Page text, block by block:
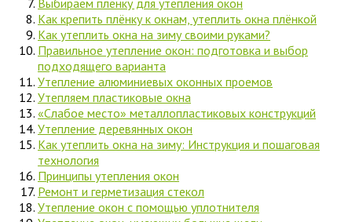
Выбираем плёнку для утепления окон
Как крепить плёнку к окнам, утеплить окна плёнкой
Как утеплить окна на зиму своими руками?
Правильное утепление окон: подготовка и выбор
подходящего варианта
Утепление алюминиевых оконных проемов
Утепляем пластиковые окна
«Слабое место» металлопластиковых конструкций
Утепление деревянных окон
Как утеплить окна на зиму: Инструкция и пошаговая
технология
Принципы утепления окон
Ремонт и герметизация стекол
Утепление окон с помощью уплотнителя